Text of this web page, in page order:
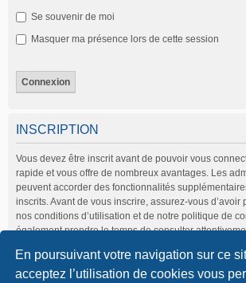
En poursuivant votre navigation sur ce
acceptez l’utilisation de cookies vous
Se souvenir de moi
Masquer ma présence lors de cette session
INSCRIPTION
Vous devez être inscrit avant de pouvoir vous
rapide et vous offre de nombreux avantages. Les
peuvent accorder des fonctionnalités
inscrits. Avant de vous inscrire, assurez-vous d’avoir
nos conditions d’utilisation et de notre politique de
également prendre le temps de consulter
Conditions d’utilisation|Politique de confidentialité